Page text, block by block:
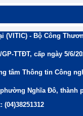
(VITIC) - Bộ Công
TTĐT, cấp ngày 5/6/
tâm Thông tin Công
Nghĩa Đô, thành
(04)38251312